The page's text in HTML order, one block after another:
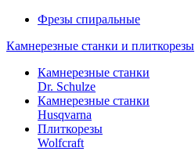
Фрезы спиральные
Камнерезные станки и плиткорезы
Камнерезные станки
Dr. Schulze
Камнерезные станки
Husqvarna
Плиткорезы
Wolfcraft